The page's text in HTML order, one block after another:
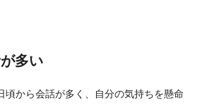
多い
頃から会話が多く、自分の気持ちを懸命